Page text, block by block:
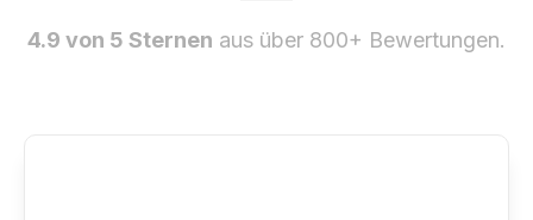
4.9 von 5 Sternen aus über 800+ Bewertungen.